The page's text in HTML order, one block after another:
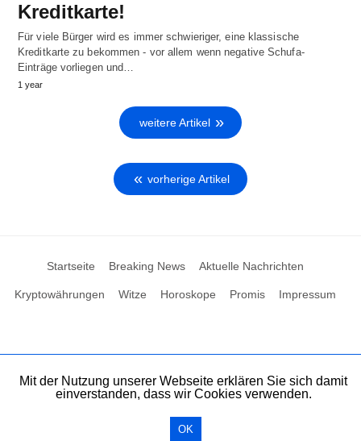
Kreditkarte!
Für viele Bürger wird es immer schwieriger, eine klassische
Kreditkarte zu bekommen - vor allem wenn negative Schufa-
Einträge vorliegen und…
1 year
weitere Artikel
vorherige Artikel
Startseite Breaking News Aktuelle Nachrichten
Kryptowährungen Witze Horoskope Promis Impressum
Mit der Nutzung unserer Webseite erklären Sie sich damit
einverstanden, dass wir Cookies verwenden.
OK